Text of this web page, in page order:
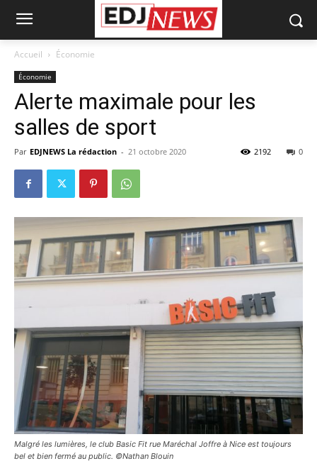
Accueil Économie
Économie
Alerte maximale pour les
salles de sport
Par EDJNEWS La rédaction - 21 octobre 2020 0
2192
Malgré les lumières, le club Basic Fit rue Maréchal Joffre à Nice est toujours
bel et bien fermé au public. ©Nathan Blouin